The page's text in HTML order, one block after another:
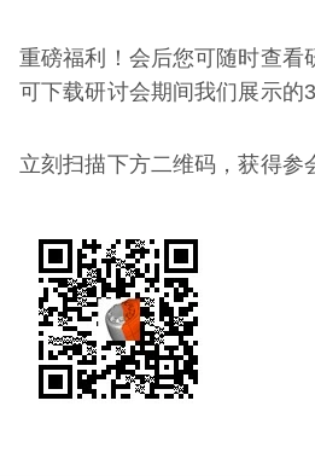
重磅福利！会后您可随时查看
可下载研讨会期间我们展示的
立刻扫描下方二维码，获得参